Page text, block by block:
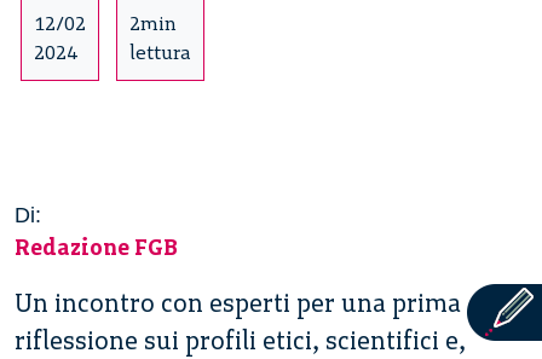
12/02
2024
2min
lettura
Di:
Redazione FGB
Un incontro con esperti per una prima
riflessione sui profili etici, scientifici e,